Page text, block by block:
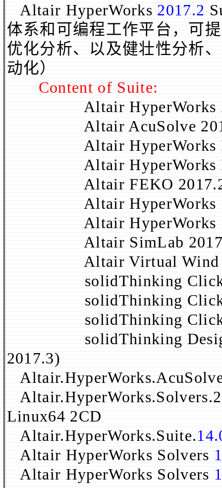
Altair HyperWorks 2017.2
体系和可编程工作平台，可
优化分析、以及健壮性分析
动化）
Content of Suite:
Altair HyperWorks
Altair AcuSolve
Altair HyperWorks
Altair HyperWorks
Altair FEKO
Altair HyperWorks
Altair HyperWorks
Altair SimLab
Altair Virtual Wind
solidThinking
solidThinking
solidThinking
solidThinking Design
2017.3)
Linux64 2CD
Altair.HyperWorks.Suite.
Altair HyperWorks Solvers
Altair HyperWorks Solvers